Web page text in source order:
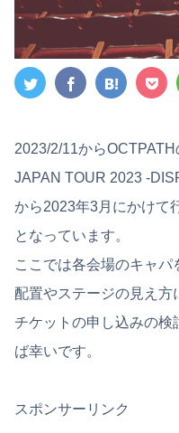
2023/2/11から
JAPAN TOUR 2023 -
から2023年3月にかけて
となっています。
ここでは各会場のキャ
配置やステージの見え方
チケットの申し込みの検
ば幸いです。
スポンサーリンク